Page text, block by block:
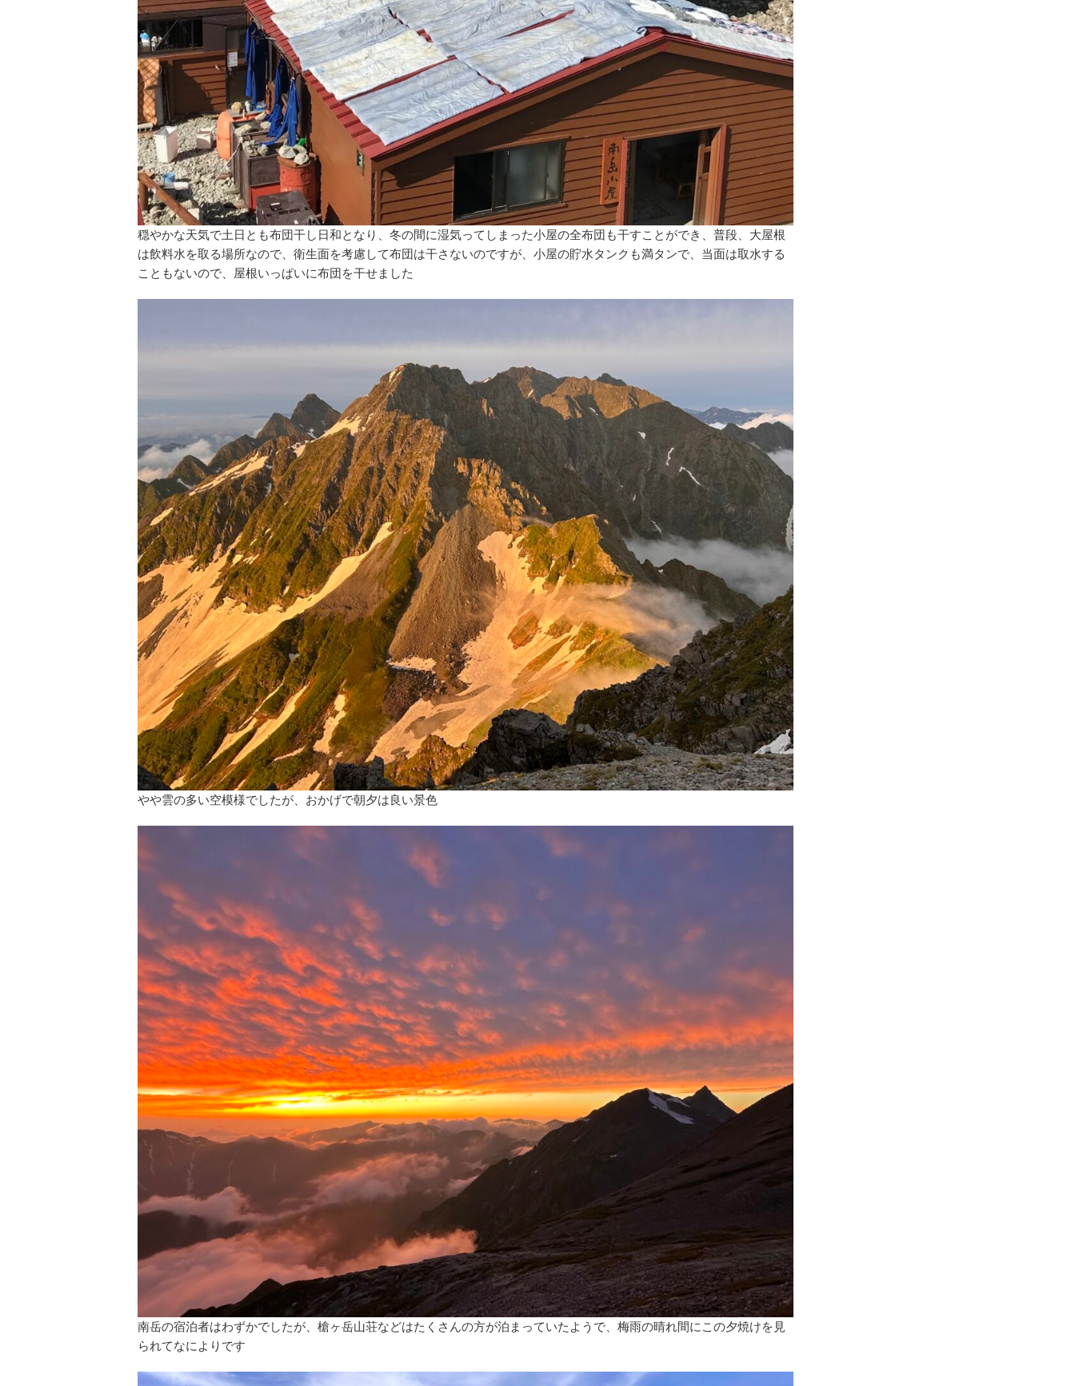
穏やかな天気で土日とも布団干し日和となり、冬の間に湿気ってしまった小屋の全布団も干すことができ、普段、大屋根
は飲料水を取る場所なので、衛生面を考慮して布団は干さないのですが、小屋の貯水タンクも満タンで、当面は取水する
こともないので、屋根いっぱいに布団を干せました
やや雲の多い空模様でしたが、おかげで朝夕は良い景色
南岳の宿泊者はわずかでしたが、槍ヶ岳山荘などはたくさんの方が泊まっていたようで、梅雨の晴れ間にこの夕焼けを見
られてなによりです